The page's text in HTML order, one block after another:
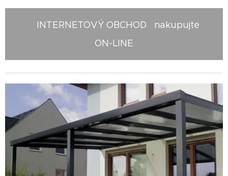
INTERNETOVÝ OBCHOD nakupujte
ON-LINE